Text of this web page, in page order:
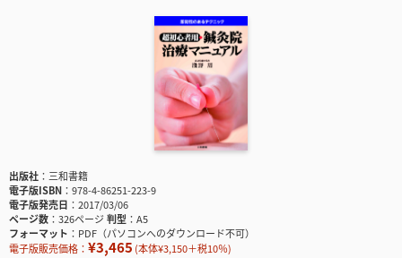
出版社
三和書籍
電子版ISBN
978-4-86251-223-9
電子版発売日
2017/03/06
ページ数
326ページ判型
A5
フォーマット
PDF（パソコンへのダウンロード不可）
電子版販売価格： ¥3,465 (本体¥3,150＋税10％)